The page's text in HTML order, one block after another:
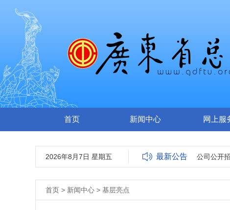
首页 新闻中心 网上服
2026年8月7日 星期五 最新公告
广东南方工报传媒有限公司公开招
首页 > 新闻中心 > 基层亮点